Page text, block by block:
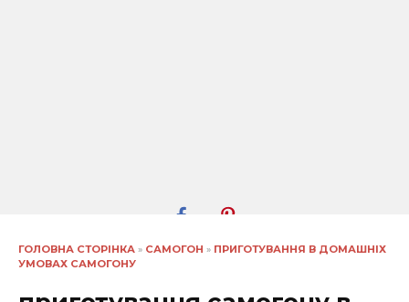
ГОЛОВНА СТОРІНКА » САМОГОН » ПРИГОТУВАННЯ В ДОМАШНІХ
УМОВАХ САМОГОНУ